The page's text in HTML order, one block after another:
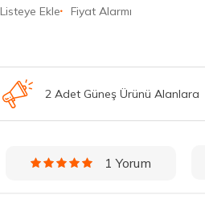
Listeye Ekle Fiyat Alarmı
2 Adet Güneş Ürünü Alanlara
1 Yorum